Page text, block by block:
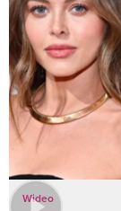
Wideo